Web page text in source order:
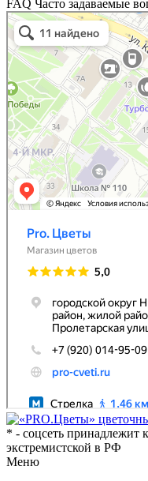
FAQ Часто задаваемые
Pro. Цветы
Магазин цветов в Нижнем
Доставка цветов и букетов в
* - соцсеть принадлежит
экстремистской в РФ
Меню